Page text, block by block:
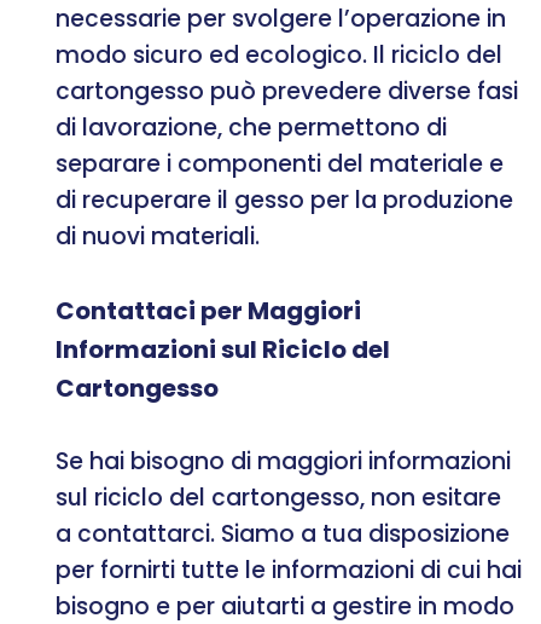
necessarie per svolgere l’operazione in
modo sicuro ed ecologico. Il riciclo del
cartongesso può prevedere diverse fasi
di lavorazione, che permettono di
separare i componenti del materiale e
di recuperare il gesso per la produzione
di nuovi materiali.
Contattaci per Maggiori
Informazioni sul Riciclo del
Cartongesso
Se hai bisogno di maggiori informazioni
sul riciclo del cartongesso, non esitare
a contattarci. Siamo a tua disposizione
per fornirti tutte le informazioni di cui hai
bisogno e per aiutarti a gestire in modo